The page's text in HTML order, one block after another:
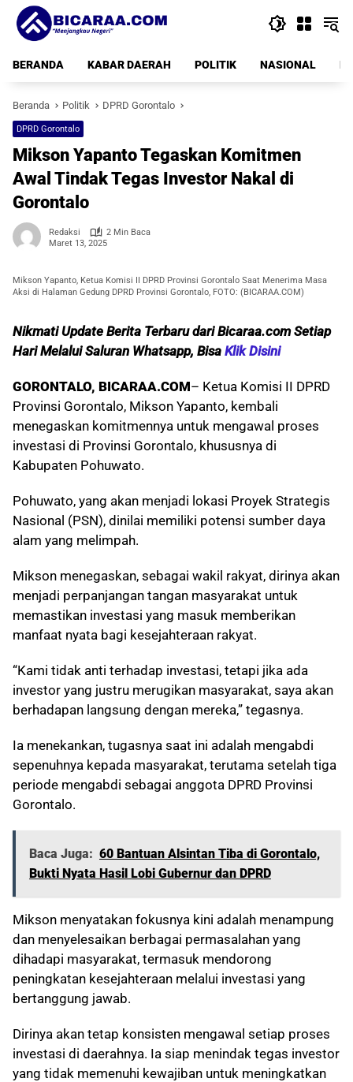
Langsung
konten
BERANDA
KABAR DAERAH POLITIK NASIONAL
Beranda Politik DPRD Gorontalo
DPRD Gorontalo
Mikson Yapanto Tegaskan Komitmen
Awal Tindak Tegas Investor Nakal di
Gorontalo
Redaksi
2 Min Baca
Maret 13, 2025
Mikson Yapanto, Ketua Komisi II DPRD Provinsi Gorontalo Saat Menerima Masa
Aksi di Halaman Gedung DPRD Provinsi Gorontalo, FOTO: (BICARAA.COM)
Nikmati Update Berita Terbaru dari Bicaraa.com Setiap
Hari Melalui Saluran Whatsapp, Bisa Klik Disini
GORONTALO, BICARAA.COM– Ketua Komisi II DPRD
Provinsi Gorontalo, Mikson Yapanto, kembali
menegaskan komitmennya untuk mengawal proses
investasi di Provinsi Gorontalo, khususnya di
Kabupaten Pohuwato.
Pohuwato, yang akan menjadi lokasi Proyek Strategis
Nasional (PSN), dinilai memiliki potensi sumber daya
alam yang melimpah.
Mikson menegaskan, sebagai wakil rakyat, dirinya akan
menjadi perpanjangan tangan masyarakat untuk
memastikan investasi yang masuk memberikan
manfaat nyata bagi kesejahteraan rakyat.
“Kami tidak anti terhadap investasi, tetapi jika ada
investor yang justru merugikan masyarakat, saya akan
berhadapan langsung dengan mereka,” tegasnya.
Ia menekankan, tugasnya saat ini adalah mengabdi
sepenuhnya kepada masyarakat, terutama setelah tiga
periode mengabdi sebagai anggota DPRD Provinsi
Gorontalo.
Baca Juga: 60 Bantuan Alsintan Tiba di Gorontalo,
Bukti Nyata Hasil Lobi Gubernur dan DPRD
Mikson menyatakan fokusnya kini adalah menampung
dan menyelesaikan berbagai permasalahan yang
dihadapi masyarakat, termasuk mendorong
peningkatan kesejahteraan melalui investasi yang
bertanggung jawab.
Dirinya akan tetap konsisten mengawal setiap proses
investasi di daerahnya. Ia siap menindak tegas investor
yang tidak memenuhi kewajiban untuk meningkatkan